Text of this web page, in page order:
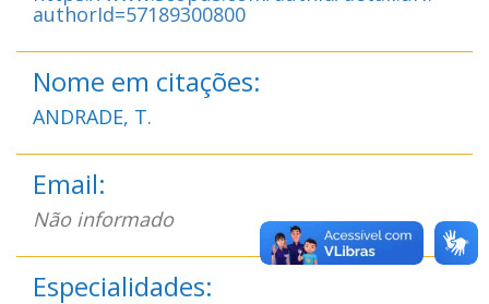
authorId=57189300800
Nome em citações:
ANDRADE, T.
Email:
Não informado
Especialidades: